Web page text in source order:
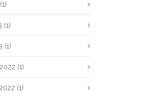
(1)
(1)
(1)
(1)
(1)